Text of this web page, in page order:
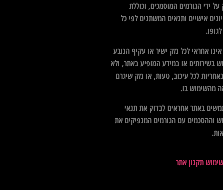
על ידי הגורמים המוסמכים, וכוללת
אישיים ותנאים המשתנים לפי כל
אחראי לכל נזק ישיר או עקיף הנובע
בשירותים או במידע המופיע באתר, ולא
לכל עיכוב, טעות, או נזק שיגרם
מהשימוש בו.
באתר אחראים לבדוק את תנאי
וההסכמים עם הגורמים המנפיקים את
תקנון אתר